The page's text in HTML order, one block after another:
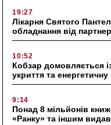
19:27
Лікарня Святого
обладнання від
10:52
Кобзар домовляється
укриття та
9:14
Понад 8 мільйонів
«Ранку» та іншим